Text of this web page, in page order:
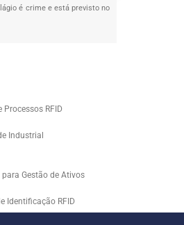
é crime e está previsto no
RFID
Industrial
para Gestão de Ativos
Identificação RFID